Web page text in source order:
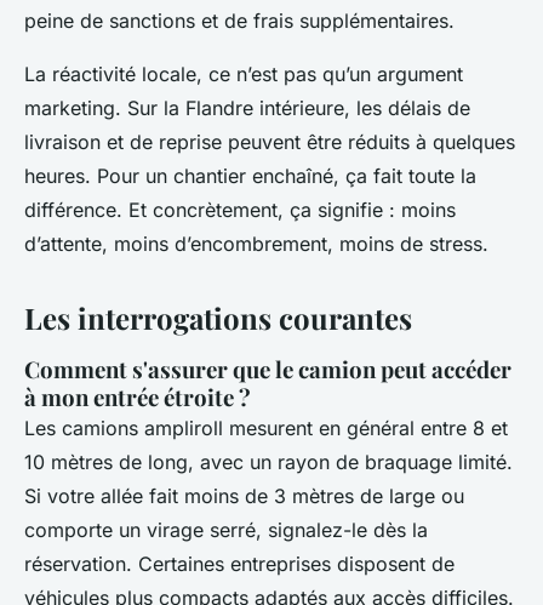
peine de sanctions et de frais supplémentaires.
La réactivité locale, ce n’est pas qu’un argument
marketing. Sur la Flandre intérieure, les délais de
livraison et de reprise peuvent être réduits à quelques
heures. Pour un chantier enchaîné, ça fait toute la
différence. Et concrètement, ça signifie : moins
d’attente, moins d’encombrement, moins de stress.
Les interrogations courantes
Comment s'assurer que le camion peut accéder
à mon entrée étroite ?
Les camions ampliroll mesurent en général entre 8 et
10 mètres de long, avec un rayon de braquage limité.
Si votre allée fait moins de 3 mètres de large ou
comporte un virage serré, signalez-le dès la
réservation. Certaines entreprises disposent de
véhicules plus compacts adaptés aux accès difficiles.